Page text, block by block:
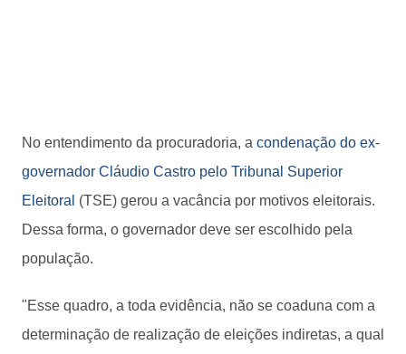
No entendimento da procuradoria, a condenação do ex-
governador Cláudio Castro pelo Tribunal Superior
Eleitoral (TSE) gerou a vacância por motivos eleitorais.
Dessa forma, o governador deve ser escolhido pela
população.
"Esse quadro, a toda evidência, não se coaduna com a
determinação de realização de eleições indiretas, a qual